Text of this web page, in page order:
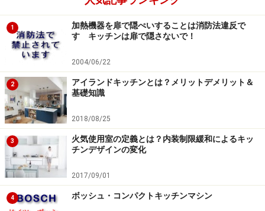
1
加熱機器を扉で隠ぺいすることは消防法違反で
す キッチンは扉で隠さないで！
2004/06/22
2
アイランドキッチンとは？メリットデメリット＆
基礎知識
2018/08/25
3
火気使用室の定義とは？内装制限緩和によるキッ
チンデザインの変化
2017/09/01
4 ボッシュ・コンパクトキッチンマシン